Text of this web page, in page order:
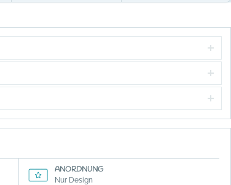
ANORDNUNG
Nur Design